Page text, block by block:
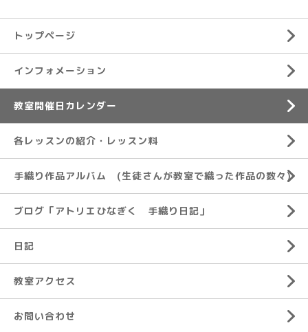
トップページ
インフォメーション
教室開催日カレンダー
各レッスンの紹介・レッスン料
手織り作品アルバム (生徒さんが教室で織った作品の数々)
ブログ「アトリエひなぎく 手織り日記」
日記
教室アクセス
お問い合わせ